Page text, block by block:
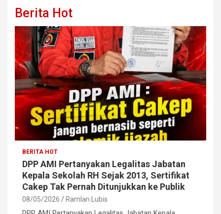
Berita Hot
BERITA HOT
DPP AMI Pertanyakan Legalitas Jabatan
Kepala Sekolah RH Sejak 2013, Sertifikat
Cakep Tak Pernah Ditunjukkan ke Publik
08/05/2026 Ramlan Lubis